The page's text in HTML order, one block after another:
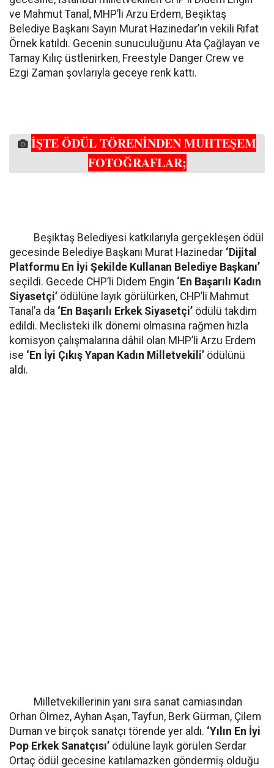
ve Mahmut Tanal, MHP’li Arzu Erdem, Beşiktaş
Belediye Başkanı Sayın Murat Hazinedar’ın vekili Rıfat
Örnek katıldı. Gecenin sunuculuğunu Ata Çağlayan ve
Tamay Kılıç üstlenirken, Freestyle Danger Crew ve
Ezgi Zaman şovlarıyla geceye renk kattı.
İŞTE ÖDÜL TÖRENİNDEN MUHTEŞEM
FOTOĞRAFLAR;
Beşiktaş Belediyesi katkılarıyla gerçekleşen ödül
gecesinde Belediye Başkanı Murat Hazinedar ‘Dijital
Platformu En İyi Şekilde Kullanan Belediye Başkanı’
seçildi. Gecede CHP’li Didem Engin ‘En Başarılı Kadın
Siyasetçi’ ödülüne layık görülürken, CHP’li Mahmut
Tanal’a da ‘En Başarılı Erkek Siyasetçi’ ödülü takdim
edildi. Meclisteki ilk dönemi olmasına rağmen hızla
komisyon çalışmalarına dâhil olan MHP’li Arzu Erdem
ise ‘En İyi Çıkış Yapan Kadın Milletvekili’ ödülünü
aldı.
Milletvekillerinin yanı sıra sanat camiasından
Orhan Ölmez, Ayhan Aşan, Tayfun, Berk Gürman, Çilem
Duman ve birçok sanatçı törende yer aldı. ‘Yılın En İyi
Pop Erkek Sanatçısı’ ödülüne layık görülen Serdar
Ortaç ödül gecesine katılamazken göndermiş olduğu